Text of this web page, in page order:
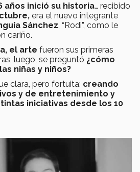
años inició su historia… recibido
era el nuevo integrante
Sánchez , “Rodi”, como le
cariño.
el arte fueron sus primeras
luego, se preguntó ¿cómo
niñas y niños?
clara, pero fortuita: creando
y de entretenimiento y
iniciativas desde los 10